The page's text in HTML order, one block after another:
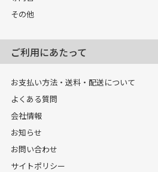
その他
ご利用にあたって
お支払い方法・送料・配送について
よくある質問
会社情報
お知らせ
お問い合わせ
サイトポリシー